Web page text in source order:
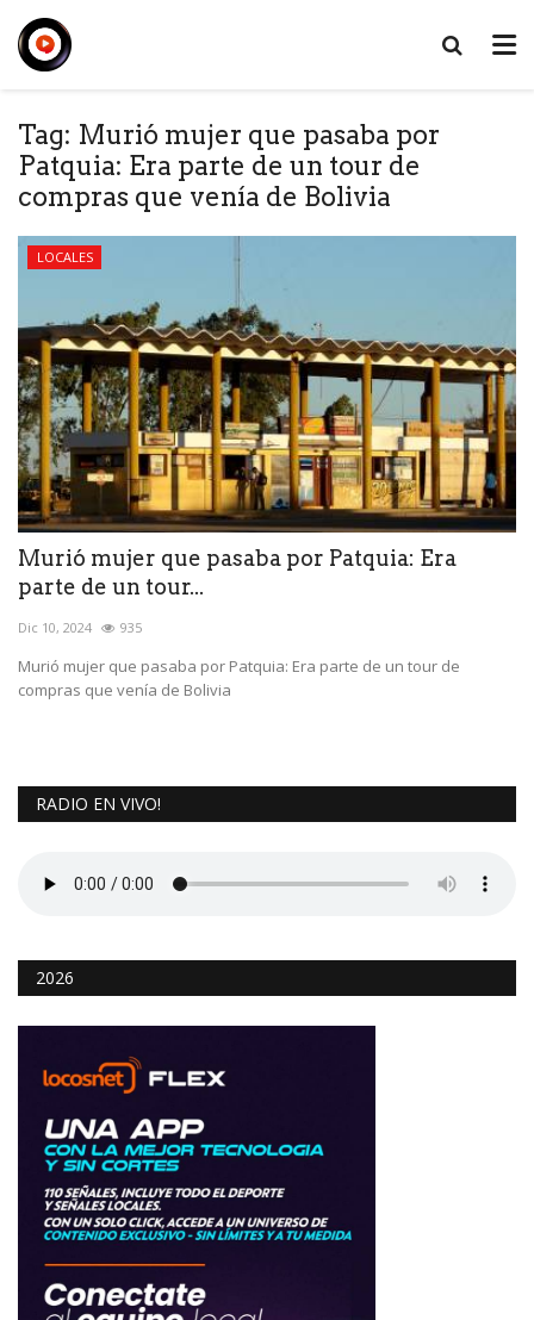
Tag: Murió mujer que pasaba por
Patquia: Era parte de un tour de
compras que venía de Bolivia
LOCALES
Murió mujer que pasaba por Patquia: Era
parte de un tour...
Dic 10, 2024 935
Murió mujer que pasaba por Patquia: Era parte de un tour de
compras que venía de Bolivia
RADIO EN VIVO!
2026